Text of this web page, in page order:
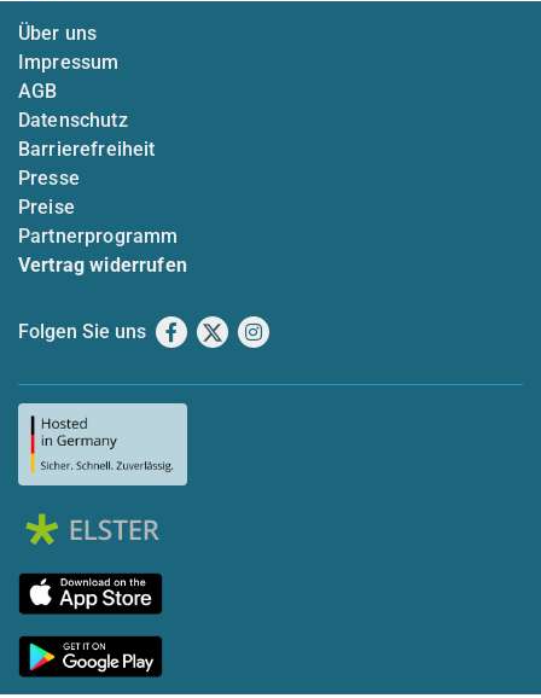
Über uns
Impressum
AGB
Datenschutz
Barrierefreiheit
Presse
Preise
Partnerprogramm
Vertrag widerrufen
Folgen Sie uns Facebook
X Instagram